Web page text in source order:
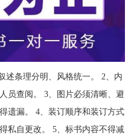
述条理分明、风格统一。 2、内
员查阅。 3、图片必须清晰、避
遗漏。 4、装订顺序和装订方式
私自更改。 5、标书内容不得减